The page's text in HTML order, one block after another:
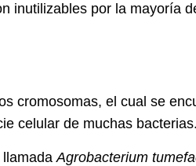
inutilizables por la mayoría
cromosomas, el cual se
celular de muchas bacterias.
Agrobacterium